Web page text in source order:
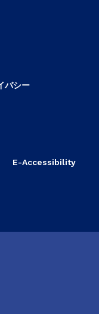
バシー
E-Accessibility